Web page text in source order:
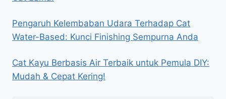
Pengaruh Kelembaban Udara Terhadap Cat
Water-Based: Kunci Finishing Sempurna Anda
Cat Kayu Berbasis Air Terbaik untuk Pemula DIY:
Mudah & Cepat Kering!